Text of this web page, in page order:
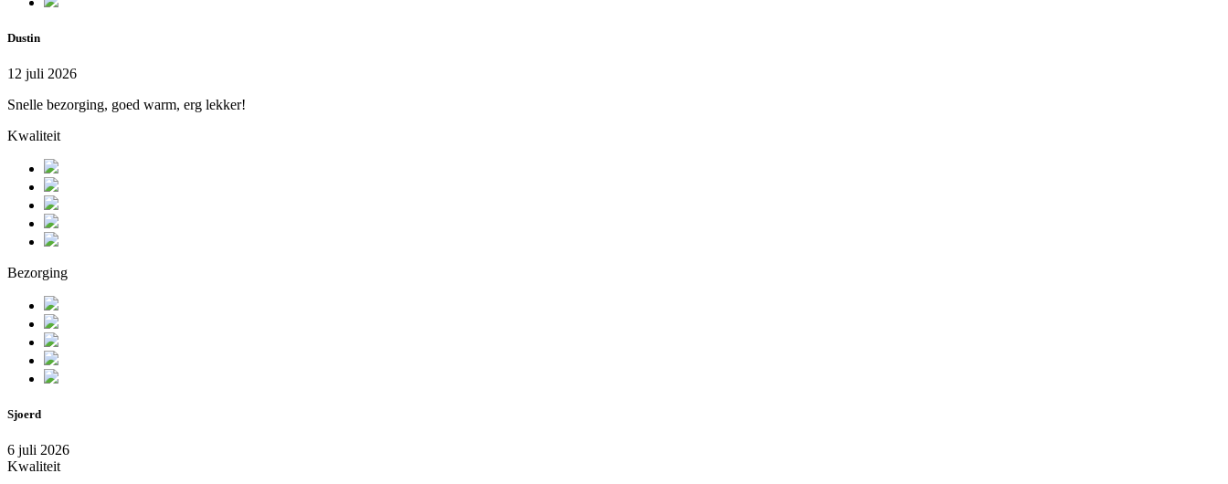
Dustin
12 juli 2026
Snelle bezorging, goed warm, erg lekker!
Kwaliteit
Bezorging
Sjoerd
6 juli 2026
Kwaliteit